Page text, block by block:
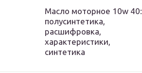
Масло моторное 10w 40:
полусинтетика,
расшифровка,
характеристики,
синтетика